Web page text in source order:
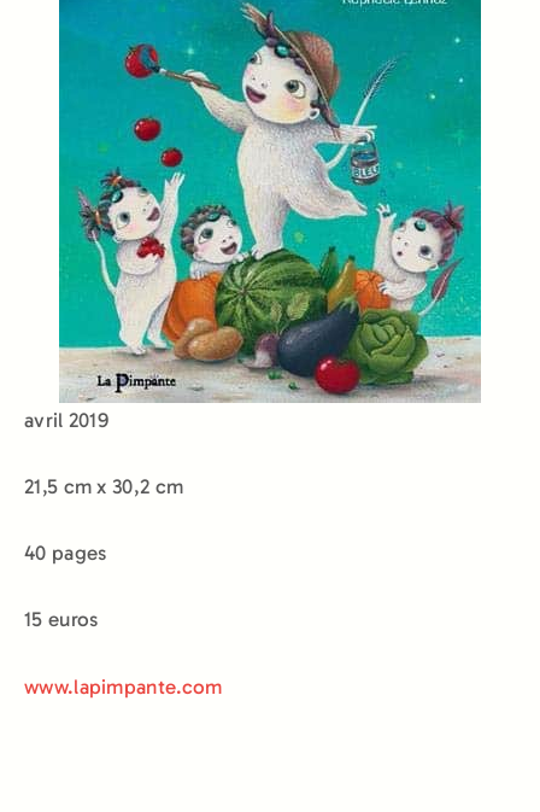
avril 2019
21,5 cm x 30,2 cm
40 pages
15 euros
www.lapimpante.com